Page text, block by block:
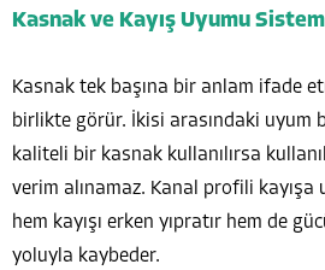
Kasnak ve Kayış Uyumu
Kasnak tek başına bir anlam ifade
birlikte görür. İkisi arasındaki uyum
kaliteli bir kasnak kullanılırsa
verim alınamaz. Kanal profili kayışa
hem kayışı erken yıpratır hem de
yoluyla kaybeder.